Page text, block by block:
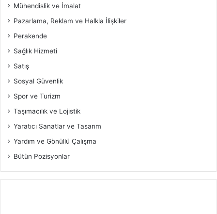
Mühendislik ve İmalat
Pazarlama, Reklam ve Halkla İlişkiler
Perakende
Sağlık Hizmeti
Satış
Sosyal Güvenlik
Spor ve Turizm
Taşımacılık ve Lojistik
Yaratıcı Sanatlar ve Tasarım
Yardım ve Gönüllü Çalışma
Bütün Pozisyonlar